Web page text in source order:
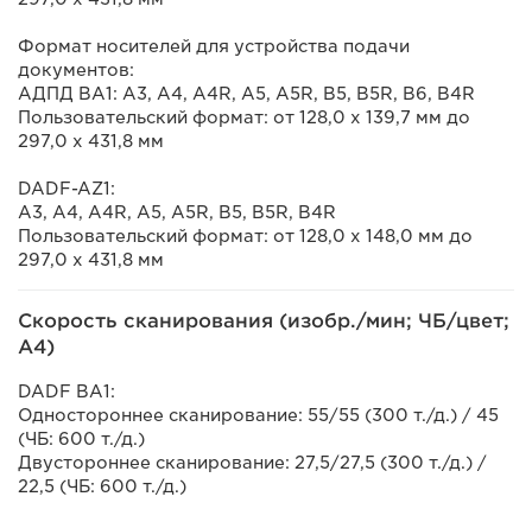
Формат носителей для устройства подачи
документов:
АДПД BA1: A3, A4, A4R, A5, A5R, B5, B5R, B6, B4R
Пользовательский формат: от 128,0 x 139,7 мм до
297,0 x 431,8 мм
DADF-AZ1:
A3, A4, A4R, A5, A5R, B5, B5R, B4R
Пользовательский формат: от 128,0 x 148,0 мм до
297,0 x 431,8 мм
Скорость сканирования (изобр./мин; ЧБ/цвет;
A4)
DADF BA1:
Одностороннее сканирование: 55/55 (300 т./д.) / 45
(ЧБ: 600 т./д.)
Двустороннее сканирование: 27,5/27,5 (300 т./д.) /
22,5 (ЧБ: 600 т./д.)